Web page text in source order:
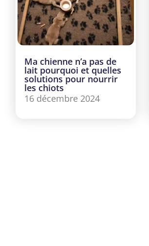
Ma chienne n’a pas de
lait pourquoi et quelles
solutions pour nourrir
les chiots
16 décembre 2024